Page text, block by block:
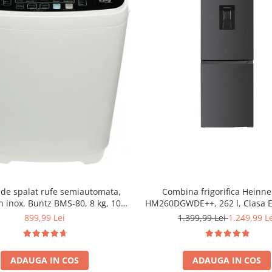
spalat rufe semiautomata,
inox, Buntz BMS-80, 8 kg, 10
spalare, Display Led, 700 RPM,
899,99 Lei
ADAUGA IN COS
Combina frigorifica
HM260DGWDE++, 262 l, Clasa
de apa, Control electronic cu
frigider, 3 sertare
reversibila
1.399,99 Lei1.249,99
ADAUGA IN COS